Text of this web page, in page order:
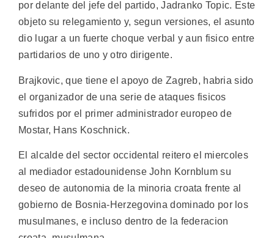
por delante del jefe del partido, Jadranko Topic. Este
objeto su relegamiento y, segun versiones, el asunto
dio lugar a un fuerte choque verbal y aun fisico entre
partidarios de uno y otro dirigente.
Brajkovic, que tiene el apoyo de Zagreb, habria sido
el organizador de una serie de ataques fisicos
sufridos por el primer administrador europeo de
Mostar, Hans Koschnick.
El alcalde del sector occidental reitero el miercoles
al mediador estadounidense John Kornblum su
deseo de autonomia de la minoria croata frente al
gobierno de Bosnia-Herzegovina dominado por los
musulmanes, e incluso dentro de la federacion